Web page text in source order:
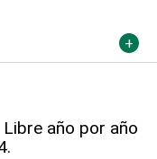
año por año